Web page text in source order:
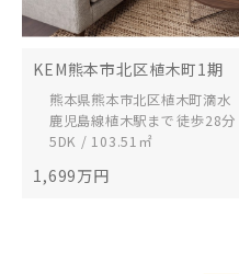
KEM熊本市北区植木町1期
熊本県熊本市北区植木町滴水
鹿児島線植木駅まで 徒歩28分
5DK / 103.51㎡
1,699万円